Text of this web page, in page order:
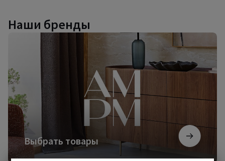
Наши бренды
Выбрать товары